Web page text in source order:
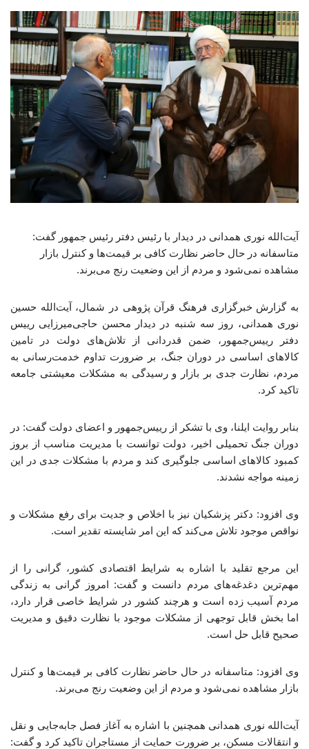
آیت‌الله نوری همدانی در دیدار با رئیس دفتر رئیس جمهور گفت:
متاسفانه در حال حاضر نظارت کافی بر قیمت‌ها و کنترل بازار
مشاهده نمی‌شود و مردم از این وضعیت رنج می‌برند.
به گزارش خبرگزاری فرهنگ قرآن پژوهی در شمال، آیت‌الله حسین
نوری همدانی، روز سه شنبه در دیدار محسن حاجی‌میرزایی رییس
دفتر رییس‌جمهور، ضمن قدردانی از تلاش‌های دولت در تامین
کالاهای اساسی در دوران جنگ، بر ضرورت تداوم خدمت‌رسانی به
مردم، نظارت جدی بر بازار و رسیدگی به مشکلات معیشتی جامعه
تاکید کرد.
بنابر روایت ایلنا، وی با تشکر از رییس‌جمهور و اعضای دولت گفت: در
دوران جنگ تحمیلی اخیر، دولت توانست با مدیریت مناسب از بروز
کمبود کالاهای اساسی جلوگیری کند و مردم با مشکلات جدی در این
زمینه مواجه نشدند.
وی افزود: دکتر پزشکیان نیز با اخلاص و جدیت برای رفع مشکلات و
نواقص موجود تلاش می‌کند که این امر شایسته تقدیر است.
این مرجع تقلید با اشاره به شرایط اقتصادی کشور، گرانی را از
مهم‌ترین دغدغه‌های مردم دانست و گفت: امروز گرانی به زندگی
مردم آسیب زده است و هرچند کشور در شرایط خاصی قرار دارد،
اما بخش قابل توجهی از مشکلات موجود با نظارت دقیق و مدیریت
صحیح قابل حل است.
وی افزود: متاسفانه در حال حاضر نظارت کافی بر قیمت‌ها و کنترل
بازار مشاهده نمی‌شود و مردم از این وضعیت رنج می‌برند.
آیت‌الله نوری همدانی همچنین با اشاره به آغاز فصل جابه‌جایی و نقل
و انتقالات مسکن، بر ضرورت حمایت از مستاجران تاکید کرد و گفت: